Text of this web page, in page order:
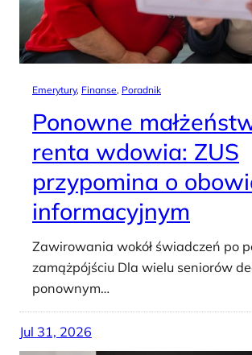
Emerytury, Finanse, Poradnik
Ponowne
renta wdowia: ZUS
przypomina o
informacyjnym
Zawirowania wokół świadczeń po
zamążpójściu Dla wielu seniorów
ponownym…
Jul 31, 2026